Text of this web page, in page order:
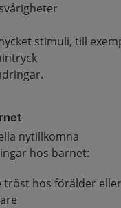
stimuli, till
nytillkomna
hos barnet:
tröst hos förälder